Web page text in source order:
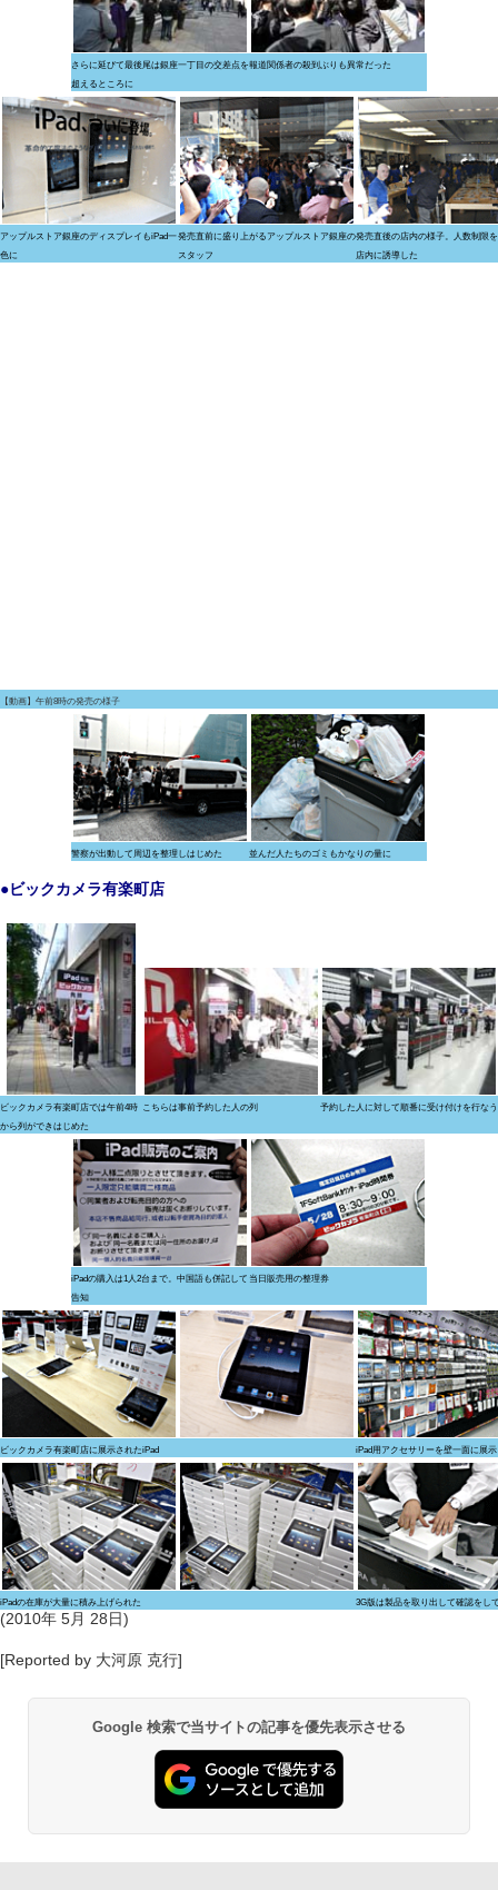
さらに延びて最後尾は銀座一丁目の交差点を
超えるところに
報道関係者の殺到ぶりも異常だった
アップルストア銀座のディスプレイもiPad一
色に
発売直前に盛り上がるアップルストア銀座の
スタッフ
発売直後の店内の様子。人数制限
店内に誘導した
【動画】午前8時の発売の様子
警察が出動して周辺を整理しはじめた 並んだ人たちのゴミもかなりの量に
●ビックカメラ有楽町店
ビックカメラ有楽町店では午前4時
から列ができはじめた
こちらは事前予約した人の列 予約した人に対して順番に受け付けを行なう
iPadの購入は1人2台まで。中国語も併記して
告知
当日販売用の整理券
ビックカメラ有楽町店に展示されたiPad iPad用アクセサリーを壁一面に展
iPadの在庫が大量に積み上げられた 3G版は製品を取り出して確認をし
(2010年 5月 28日)
[Reported by 大河原 克行]
Google 検索で当サイトの記事を優先表示させる